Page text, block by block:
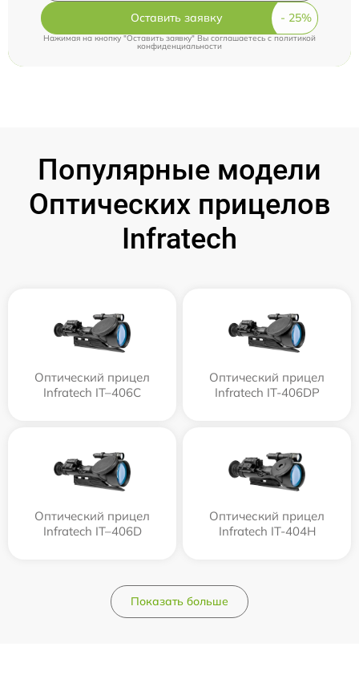
Оставить заявку
Нажимая на кнопку "Оставить заявку" Вы соглашаетесь c политикой
конфиденциальности
Популярные модели
Оптических прицелов
Infratech
Оптический прицел
Infratech IT–406С
Оптический прицел
Infratech IT-406DP
Оптический прицел
Infratech IT–406D
Оптический прицел
Infratech IT-404H
Показать больше